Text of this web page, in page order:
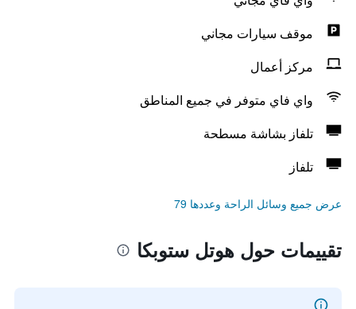
موقف سيارات مجاني
مركز أعمال
واي فاي متوفر في جميع المناطق
تلفاز بشاشة مسطحة
تلفاز
عرض جميع وسائل الراحة وعددها 79
تقييمات حول هوتل ستوبكا